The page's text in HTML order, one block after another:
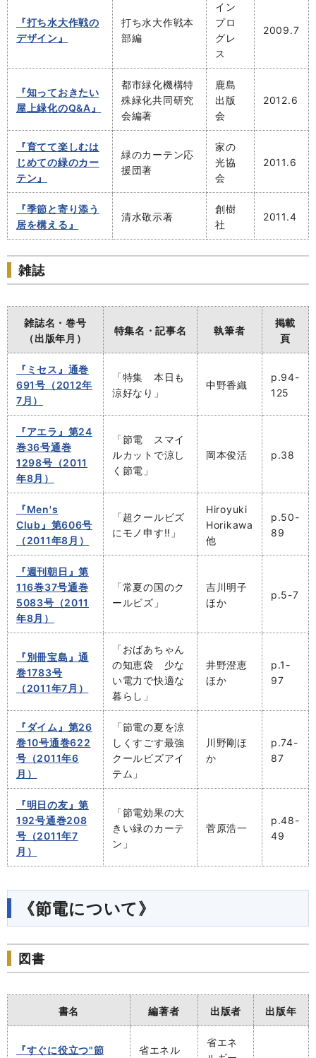
『打ち水大作戦の
デザイン』
打ち水大作戦本
部編
イン
プロ
グレ
ス
2009.7
『知っておきたい
屋上緑化のQ&A』
都市緑化機構特
殊緑化共同研究
会編著
鹿島
出版
会
2012.6
『育てて楽しむは
じめての緑のカー
テン』
緑のカーテン応
援団著
家の
光協
会
2011.6
『季節と寄り添う
居を構える』
清水敬示著
創樹
社
2011.4
雑誌
雑誌名・巻号
（出版年月）
特集名・記事名 執筆者
掲載
頁
『ミセス』通巻
691号（2012年
7月）
「特集 本日も
涼好なり」
中野香織
p.94-
125
『アエラ』第24
巻36号通巻
1298号（2011
年8月）
「節電 スマイ
ルカットで涼し
く節電」
岡本俊活 p.38
『Men's
Club』第606号
（2011年8月）
「超クールビズ
にモノ申す!!」
Hiroyuki
Horikawa
他
p.50-
89
『週刊朝日』第
116巻37号通巻
5083号（2011
年8月）
「常夏の国のク
ールビズ」
吉川明子
ほか
p.5-7
『別冊宝島』通
巻1783号
（2011年7月）
「おばあちゃん
の知恵袋 少な
い電力で快適な
暮らし」
井野澄恵
ほか
p.1-
97
『ダイム』第26
巻10号通巻622
号（2011年6
月）
「節電の夏を涼
しくすごす最強
クールビズアイ
テム」
川野剛ほ
か
p.74-
87
『明日の友』第
192号通巻208
号（2011年7
月）
「節電効果の大
きい緑のカーテ
ン」
菅原浩一
p.48-
49
《節電について》
図書
書名 編著者 出版者 出版年
『すぐに役立つ"節 省エネル
省エネ